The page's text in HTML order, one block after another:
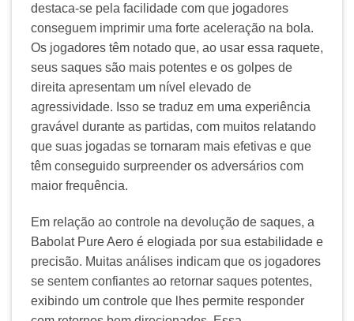
destaca-se pela facilidade com que jogadores
conseguem imprimir uma forte aceleração na bola.
Os jogadores têm notado que, ao usar essa raquete,
seus saques são mais potentes e os golpes de
direita apresentam um nível elevado de
agressividade. Isso se traduz em uma experiência
gravável durante as partidas, com muitos relatando
que suas jogadas se tornaram mais efetivas e que
têm conseguido surpreender os adversários com
maior frequência.
Em relação ao controle na devolução de saques, a
Babolat Pure Aero é elogiada por sua estabilidade e
precisão. Muitas análises indicam que os jogadores
se sentem confiantes ao retornar saques potentes,
exibindo um controle que lhes permite responder